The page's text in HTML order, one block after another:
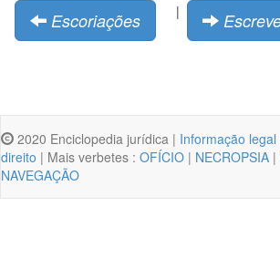
Escoriações |
2020 Enciclopedia jurídica | Informação legal
direito | Mais verbetes : OFÍCIO | NECROPSIA |
NAVEGAÇÃO